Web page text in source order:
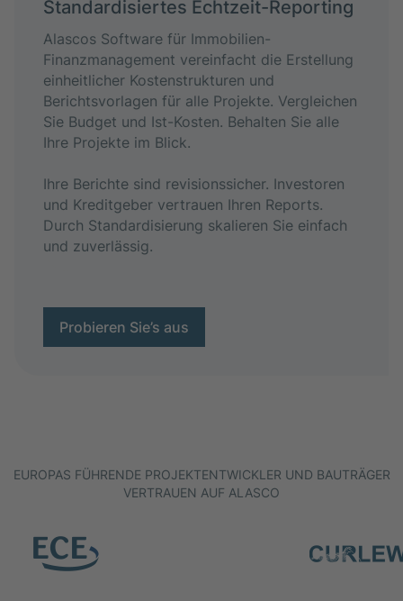
Standardisiertes Echtzeit-Reporting
Alascos Software für Immobilien-
Finanzmanagement vereinfacht die Erstellung
einheitlicher Kostenstrukturen und
Berichtsvorlagen für alle Projekte. Vergleichen
Sie Budget und Ist-Kosten. Behalten Sie alle
Ihre Projekte im Blick.
Ihre Berichte sind revisionssicher. Investoren
und Kreditgeber vertrauen Ihren Reports.
Durch Standardisierung skalieren Sie einfach
und zuverlässig.
Probieren Sie’s aus
EUROPAS FÜHRENDE PROJEKTENTWICKLER UND BAUTRÄGER
VERTRAUEN AUF ALASCO